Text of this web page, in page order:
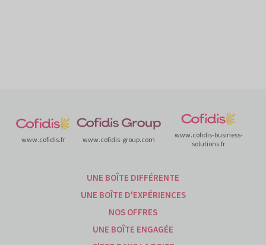
www.cofidis.fr www.cofidis-group.com
www.cofidis-business-
solutions.fr
UNE BOÎTE DIFFÉRENTE
UNE BOÎTE D'EXPÉRIENCES
NOS OFFRES
UNE BOÎTE ENGAGÉE